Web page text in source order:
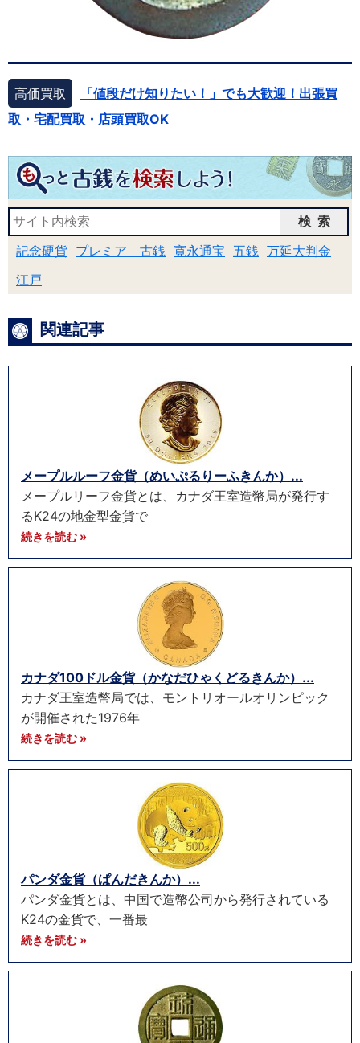
高価買取
「値段だけ知りたい！」でも大歓迎！出張買
取・宅配買取・店頭買取OK
検索
記念硬貨 プレミア 古銭 寛永通宝 五銭 万延大判金
江戸
関連記事
メープルルーフ金貨（めいぷるりーふきんか）...
メープルリーフ金貨とは、カナダ王室造幣局が発行す
るK24の地金型金貨で
続きを読む »
カナダ100ドル金貨（かなだひゃくどるきんか）...
カナダ王室造幣局では、モントリオールオリンピック
が開催された1976年
続きを読む »
パンダ金貨（ぱんだきんか）...
パンダ金貨とは、中国で造幣公司から発行されている
K24の金貨で、一番最
続きを読む »